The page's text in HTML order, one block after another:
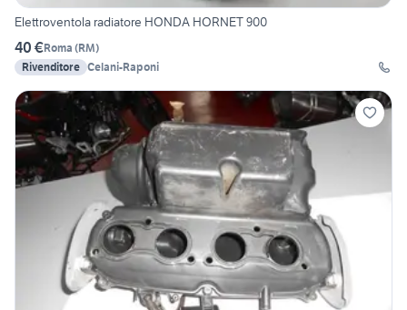
Elettroventola radiatore HONDA HORNET 900
40 €Roma (RM)
Rivenditore Celani-Raponi